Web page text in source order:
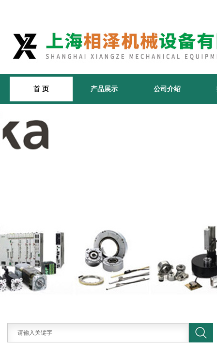
首 页 产品展示 公司介绍